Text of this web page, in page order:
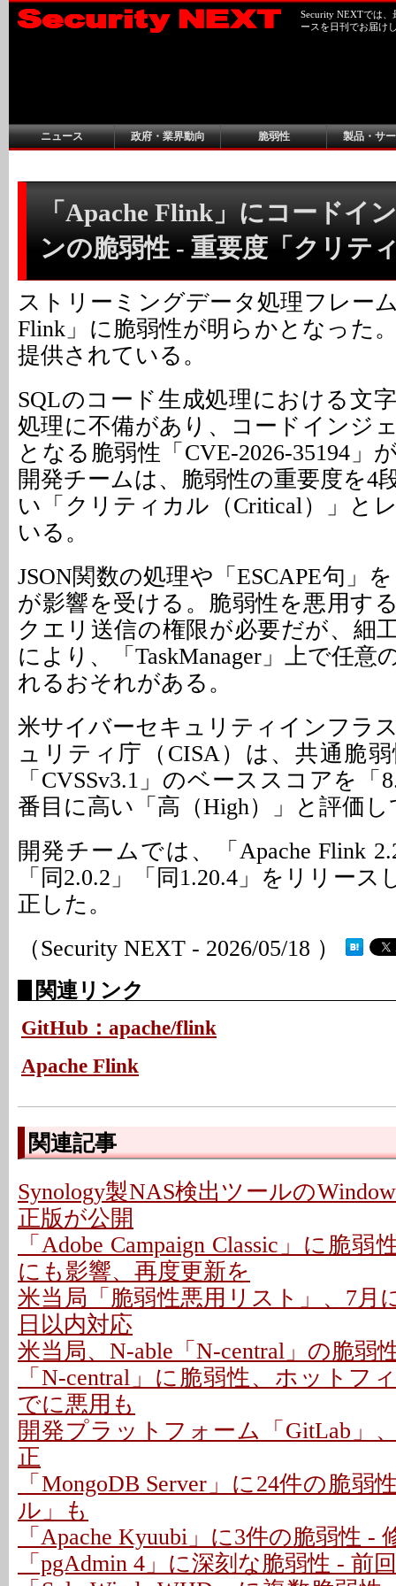
Security NEXTでは
ースを日刊でお届け
ニュース 政府・業界動向 脆弱性 製品・サ
「Apache Flink」にコードイ
ンの脆弱性 - 重要度「クリテ
ストリーミングデータ処理フレー
Flink」に脆弱性が明らかとなった
提供されている。
SQLのコード生成処理における文
処理に不備があり、コードインジ
となる脆弱性「CVE-2026-35194」
開発チームは、脆弱性の重要度を4
い「クリティカル（Critical）」と
いる。
JSON関数の処理や「ESCAPE句」
が影響を受ける。脆弱性を悪用す
クエリ送信の権限が必要だが、細
により、「TaskManager」上で任意
れるおそれがある。
米サイバーセキュリティインフラ
ュリティ庁（CISA）は、共通脆
「CVSSv3.1」のベーススコアを「
番目に高い「高（High）」と評価
開発チームでは、「Apache Flink
「同2.0.2」「同1.20.4」をリリー
正した。
（Security NEXT - 2026/05/18 ）
関連リンク
GitHub：apache/flink
Apache Flink
関連記事
Synology製NAS検出ツールの
正版が公開
「Adobe Campaign Classic」に脆
にも影響、再度更新を
米当局「脆弱性悪用リスト」、7月
日以内対応
米当局、N-able「N-central」の脆弱
「N-central」に脆弱性、ホットフ
でに悪用も
開発プラットフォーム「GitLab」
正
「MongoDB Server」に24件の脆
ル」も
「Apache Kyuubi」に3件の脆弱性 -
「pgAdmin 4」に深刻な脆弱性 - 前